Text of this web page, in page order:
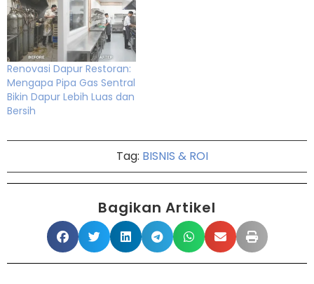
Renovasi Dapur Restoran:
Mengapa Pipa Gas Sentral
Bikin Dapur Lebih Luas dan
Bersih
Tag: BISNIS & ROI
Bagikan Artikel